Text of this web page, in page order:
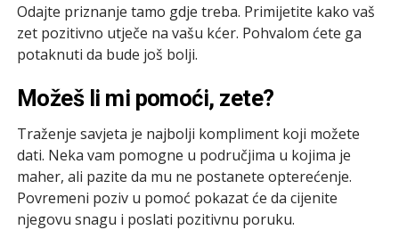
Odajte priznanje tamo gdje treba. Primijetite kako vaš
zet pozitivno utječe na vašu kćer. Pohvalom ćete ga
potaknuti da bude još bolji.
Možeš li mi pomoći, zete?
Traženje savjeta je najbolji kompliment koji možete
dati. Neka vam pomogne u područjima u kojima je
maher, ali pazite da mu ne postanete opterećenje.
Povremeni poziv u pomoć pokazat će da cijenite
njegovu snagu i poslati pozitivnu poruku.